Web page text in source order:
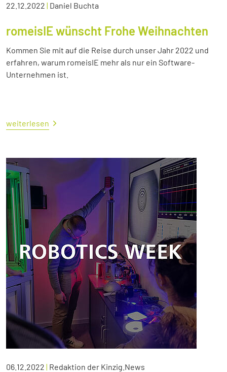
22.12.2022 | Daniel Buchta
romeisIE wünscht Frohe Weihnachten
Kommen Sie mit auf die Reise durch unser Jahr 2022 und
erfahren, warum romeisIE mehr als nur ein Software-
Unternehmen ist.
weiterlesen
06.12.2022 | Redaktion der Kinzig.News